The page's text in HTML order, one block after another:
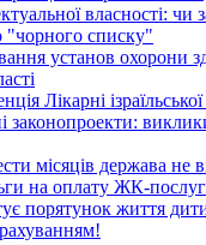
власності: чи
"чорного списку"
установ охорони
Лікарні
законопроекти:
місяців держава не
на оплату ЖК-послуг
порятунок життя